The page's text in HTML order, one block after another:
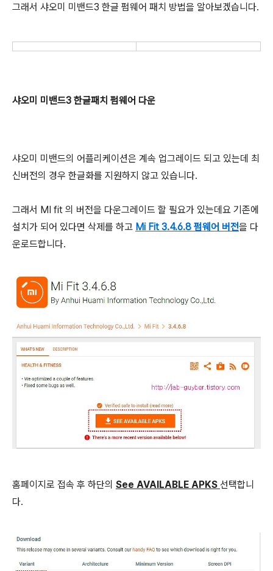
그래서 샤오미 미밴드3 한글 펌웨어 패치 방법을 알아보겠습니다.
샤오미 미밴드3 한글패치 펌웨어 다운
샤오미 미밴드의 어플리케이션은 계속 업그레이드 되고 있는데 최
신버전의 경우 한글화를 지원하지 않고 있습니다.
그래서 MI fit 의 버전을 다운그레이드 할 필요가 있는데요 기존에
설치가 되어 있다면 삭제를 하고 Mi Fit 3.4.6.8 펌웨어 버전을 다
운로드합니다.
홈페이지로 접속 후 하단의 See AVAILABLE APKS 선택합니
다.